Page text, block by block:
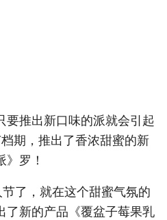
要推出新口味的派就会引起
期，推出了香浓甜蜜的新
罗！
了，就在这个甜蜜气氛的
了新的产品《覆盆子莓果乳